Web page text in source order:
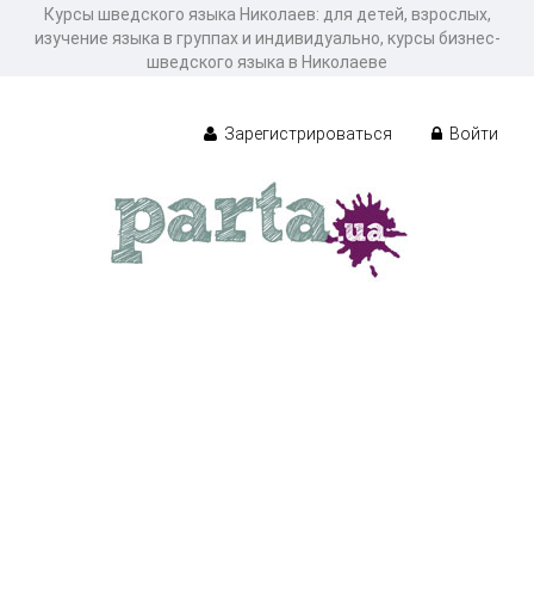
Курсы шведского языка Николаев: для детей, взрослых,
изучение языка в группах и индивидуально, курсы бизнес-
шведского языка в Николаеве
Зарегистрироваться Войти